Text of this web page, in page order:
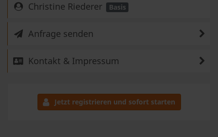
Christine Riederer Basis
Anfrage senden
Kontakt & Impressum
Jetzt registrieren und sofort starten